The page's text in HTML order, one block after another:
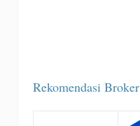
Rekomendasi Broker